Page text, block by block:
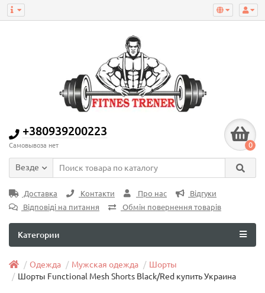
+380939200223
Самовывоза нет 0
Везде
Доставка Контакти Про нас
Відгуки
Відповіді на питання
Обмін повернення товарів
Категории
Одежда Мужская одежда
Шорты
Шорты Functional Mesh Shorts Black/Red купить Украина